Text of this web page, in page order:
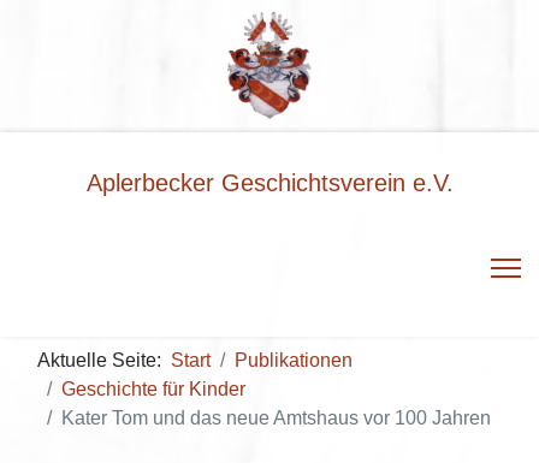
Aplerbecker Geschichtsverein e.V.
Aktuelle Seite: Start
Publikationen
Geschichte für Kinder
Kater Tom und das neue Amtshaus vor 100 Jahren